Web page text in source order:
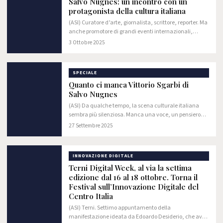
protagonista della cultura italiana
(ASI) Curatore d’arte, giornalista, scrittore, reporter. Ma
anche promotore di grandi eventi internazionali,
manager di personalità del calibro di Vittorio Sgarbi,
3 Ottobre 2025
SPECIALE
Quanto ci manca Vittorio Sgarbi di
Salvo Nugnes
(ASI) Da qualche tempo, la scena culturale italiana
sembra più silenziosa. Manca una voce, un pensiero
tagliente, una personalità capace di illuminare e
27 Settembre 2025
INNOVAZIONE DIGITALE
Terni Digital Week, al via la settima
edizione dal 16 al 18 ottobre. Torna il
Festival sull’Innovazione Digitale del
Centro Italia
(ASI) Terni. Settimo appuntamento della
manifestazione ideata da Edoardo Desiderio, che avrà